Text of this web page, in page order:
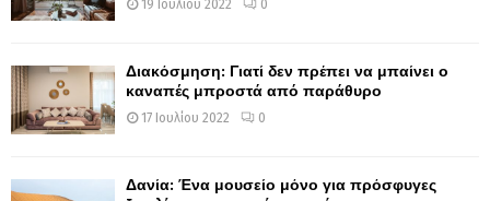
19 Ιουλίου 2022 0
Διακόσμηση: Γιατί δεν πρέπει να μπαίνει ο
καναπές μπροστά από παράθυρο
17 Ιουλίου 2022 0
Δανία: Ένα μουσείο μόνο για πρόσφυγες